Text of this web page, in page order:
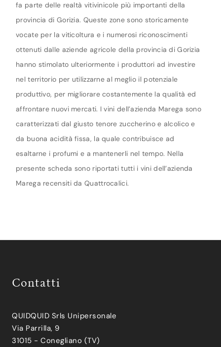
fa parte delle realtà vitivinicole più importanti della
provincia di Gorizia. Queste zone sono storicamente
vocate per la viticoltura e i numerosi riconoscimenti
ottenuti dalle aziende agricole della provincia di Gorizia
hanno stimolato ulteriormente i produttori ad investire
nel territorio per utilizzarne al meglio il potenziale
produttivo, per migliorare costantemente la qualità ed
affrontare nuovi mercati. I vini dell’azienda Marega sono
caratterizzati dal giusto tenore zuccherino e alcolico e
da buona acidità fissa, la quale contribuisce ad
esaltarne i profumi e a mantenerli nel tempo. Nella
presente scheda sono riportati tutti i vini dell’azienda
Marega recensiti da Quattrocalici.
Contatti
QUIDQUID Srls Unipersonale
Via Parrilla, 9
31015 - Conegliano (TV)